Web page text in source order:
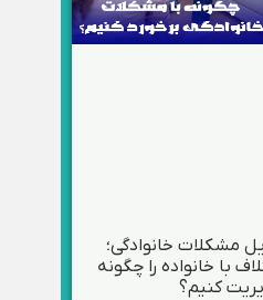
مشکلات خانوادگی؛
با خانواده را چگونه
کنیم؟